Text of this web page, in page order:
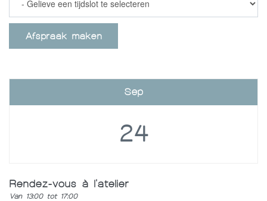
Afspraak maken
Sep
24
Rendez-vous à l'atelier
Van 13:00 tot 17:00